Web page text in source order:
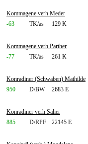
Kommagene verh.Meder
-63
TK/as 129 K
Kommagene verh.Parther
-77
TK/as 261 K
Konradiner (Schwaben) Mathilde
950
D/BW 2683 E
Konradiner verh.Salier
885
D/RPF 22145 E